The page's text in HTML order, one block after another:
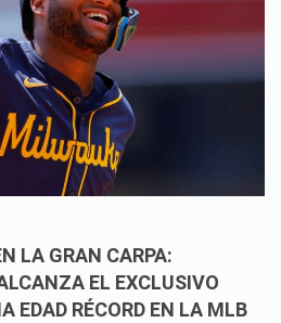
LA GRAN CARPA:
EL EXCLUSIVO
EDAD RÉCORD EN LA MLB